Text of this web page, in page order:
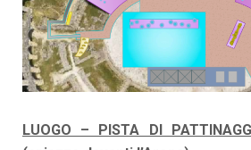
LUOGO – PISTA DI